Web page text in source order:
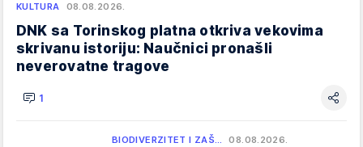
KULTURA 08.08.2026.
DNK sa Torinskog platna otkriva vekovima
skrivanu istoriju: Naučnici pronašli
neverovatne tragove
1
BIODIVERZITET I ZAŠ… 08.08.2026.